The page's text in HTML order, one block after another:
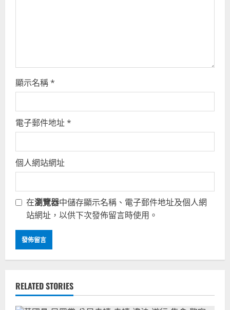
顯示名稱*
電子郵件地址*
個人網站網址
在瀏覽器中儲存顯示名稱、電子郵件地址及個人網
站網址，以供下次發佈留言時使用。
RELATED STORIES